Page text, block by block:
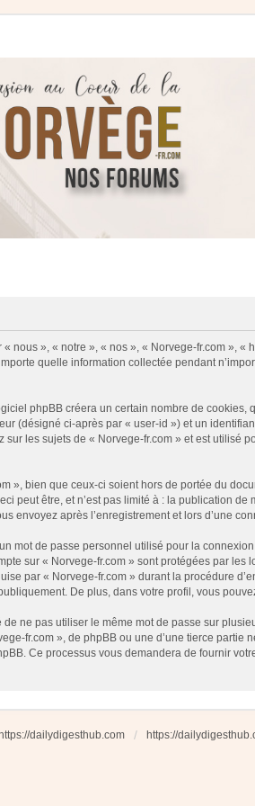
», « notre », « nos », « Norvege-fr.com »,
quelle information collectée pendant
phpBB créera un certain nombre de
(désigné ci-après par « user-id ») et un
les sujets de « Norvege-fr.com » et est utilisé
bien que ceux-ci soient hors de portée du
être, et n’est pas limité à : la publication
envoyez après l’enregistrement et lors d’une
mot de passe personnel utilisé pour la
sur « Norvege-fr.com » sont protégées par
par « Norvege-fr.com » durant la procédure
De plus, dans votre profil, vous
ne pas utiliser le même mot de passe sur
fr.com », de phpBB ou une d’une tierce
Ce processus vous demandera de fournir
https://dailydigesthub.com https://